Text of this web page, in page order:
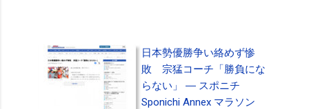
日本勢優勝争い絡めず惨
敗 宗猛コーチ「勝負にな
らない」 ― スポニチ
Sponichi Annex マラソン